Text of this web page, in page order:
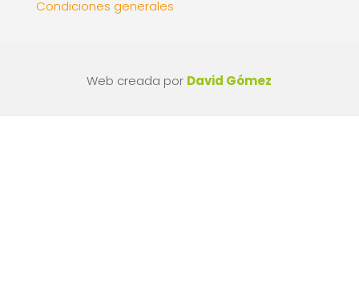
Condiciones generales
Web creada por David Gómez